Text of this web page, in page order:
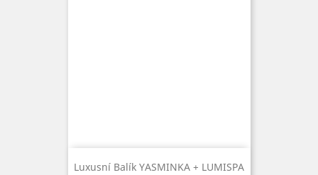
Luxusní Balík YASMINKA + LUMISPA